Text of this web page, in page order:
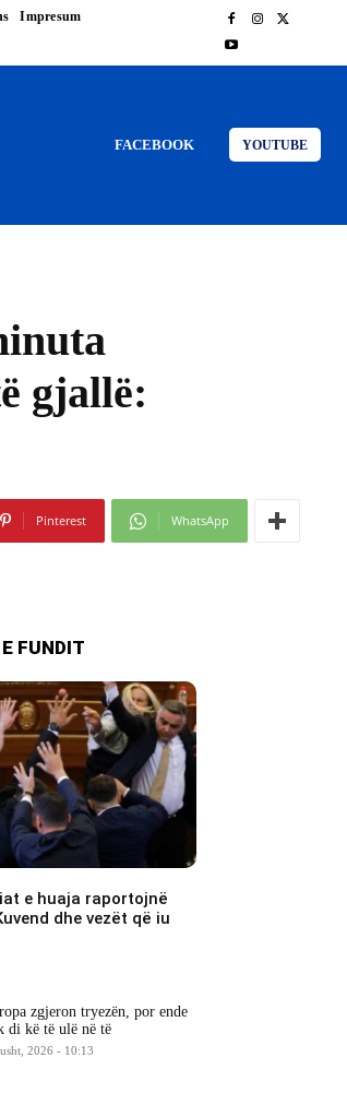
Impresum
FACEBOOK YOUTUBE
gjallë:
Pinterest WhatsApp
FUNDIT
e huaja raportojnë
dhe vezët që iu
zgjeron tryezën, por ende
di kë të ulë në të
2026 - 10:13